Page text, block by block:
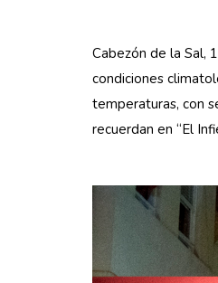
Cabezón de la Sal,
condiciones
temperaturas, con
recuerdan en “El